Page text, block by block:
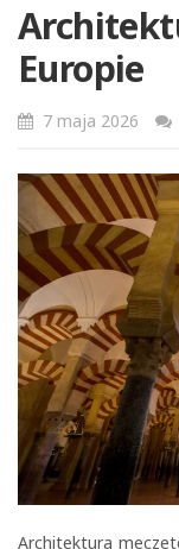
Europie
7 maja 2026
Architektura